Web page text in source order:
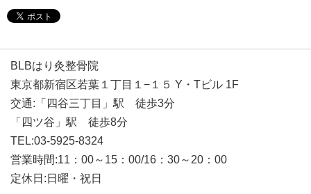
BLBはり灸整骨院
東京都新宿区若葉１丁目１−１５ Y・Tビル 1F
交通:「四谷三丁目」駅 徒歩3分
「四ツ谷」駅 徒歩8分
TEL:03-5925-8324
営業時間:11：00～15：00/16：30～20：00
定休日:日曜・祝日